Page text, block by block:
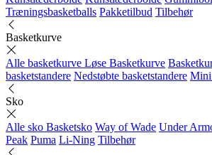
Træningsbasketballs Pakketilbud Tilbehør
Basketkurve
Alle basketkurve Løse Basketkurve
basketstandere Nedstøbte basketstandere Mini
Sko
Alle sko Basketsko Way of Wade Under
Peak Puma Li-Ning Tilbehør